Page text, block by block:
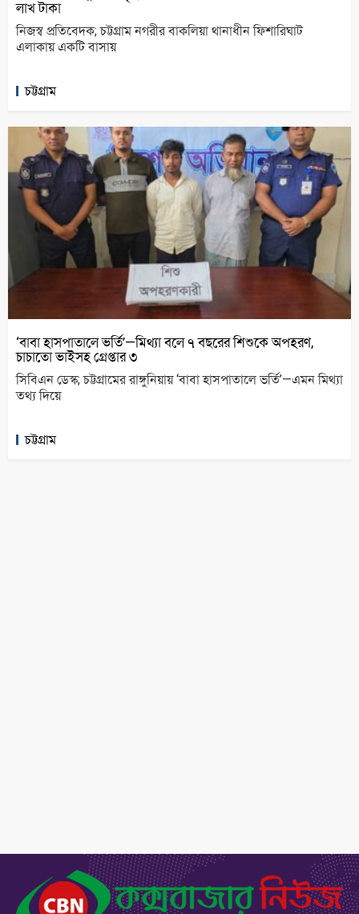
লাখ টাকা
নিজস্ব প্রতিবেদক; চট্টগ্রাম নগরীর বাকলিয়া থানাধীন ফিশারিঘাট
এলাকায় একটি বাসায়
চট্টগ্রাম
‘বাবা হাসপাতালে ভর্তি’—মিথ্যা বলে ৭ বছরের শিশুকে অপহরণ,
চাচাতো ভাইসহ গ্রেপ্তার ৩
সিবিএন ডেস্ক; চট্টগ্রামের রাঙ্গুনিয়ায় ‘বাবা হাসপাতালে ভর্তি’—এমন মিথ্যা
তথ্য দিয়ে
চট্টগ্রাম